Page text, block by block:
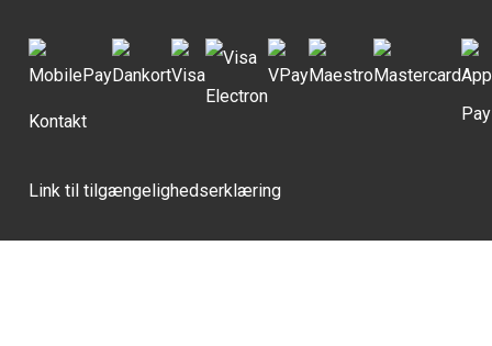
Kontakt
Link til tilgængelighedserklæring